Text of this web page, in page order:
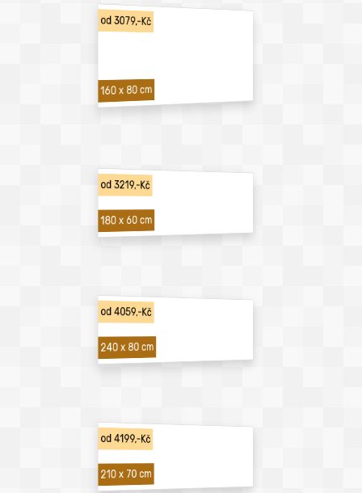
od 3079,-Kč
160 x 80 cm
od 3219,-Kč
180 x 60 cm
od 4059,-Kč
240 x 80 cm
od 4199,-Kč
210 x 70 cm